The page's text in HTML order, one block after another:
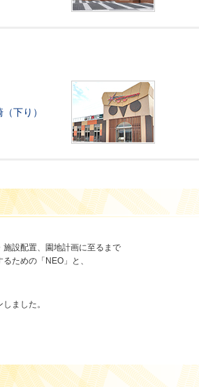
下り）
設配置、園地計画に至るまで
ための「NEO」と、
ました。